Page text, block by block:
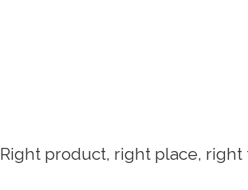
Right product, right place, right